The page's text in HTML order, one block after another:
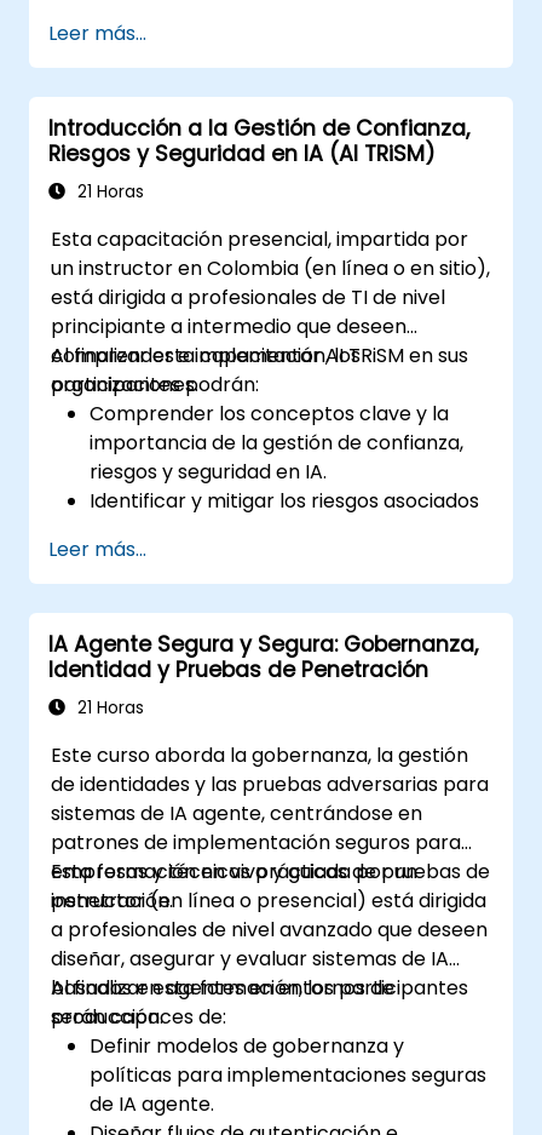
Leer más...
Introducción a la Gestión de Confianza,
Riesgos y Seguridad en IA (AI TRiSM)
21 Horas
Esta capacitación presencial, impartida por
un instructor en Colombia (en línea o en sitio),
está dirigida a profesionales de TI de nivel
principiante a intermedio que deseen
comprender e implementar AI TRiSM en sus
organizaciones.
Al finalizar esta capacitación, los
participantes podrán:
Comprender los conceptos clave y la
importancia de la gestión de confianza,
riesgos y seguridad en IA.
Identificar y mitigar los riesgos asociados
Implementar las mejores prácticas de
seguridad para la IA.
Entender el cumplimiento normativo y las
consideraciones éticas relacionadas con
la IA.
Desarrollar estrategias para una
Leer más...
IA Agente Segura y Segura: Gobernanza,
Identidad y Pruebas de Penetración
21 Horas
Este curso aborda la gobernanza, la gestión
de identidades y las pruebas adversarias para
sistemas de IA agente, centrándose en
patrones de implementación seguros para
empresas y técnicas prácticas de pruebas de
penetración.
Esta formación en vivo y guiada por un
instructor (en línea o presencial) está dirigida
a profesionales de nivel avanzado que deseen
diseñar, asegurar y evaluar sistemas de IA
basados en agentes en entornos de
producción.
Al finalizar esta formación, los participantes
serán capaces de:
Definir modelos de gobernanza y
políticas para implementaciones seguras
de IA agente.